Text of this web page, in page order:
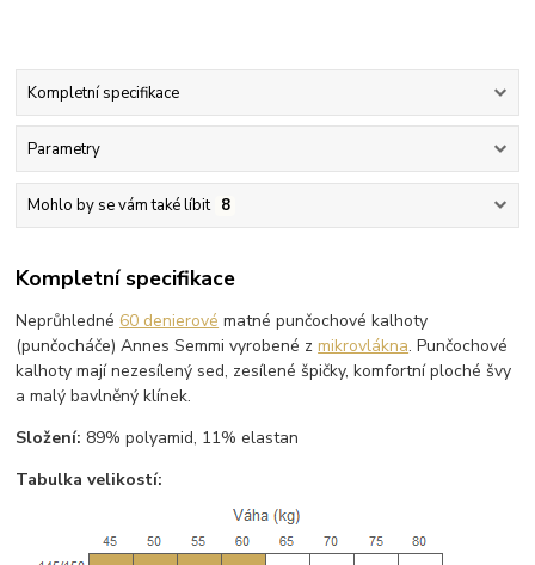
Kompletní specifikace
Parametry
Mohlo by se vám také líbit 8
Kompletní specifikace
Neprůhledné 60 denierové matné punčochové kalhoty
(punčocháče) Annes Semmi vyrobené zmikrovlákna. Punčochové
kalhoty mají nezesílený sed, zesílené špičky, komfortní ploché švy
a malý bavlněný klínek.
Složení: 89% polyamid, 11% elastan
Tabulka velikostí: